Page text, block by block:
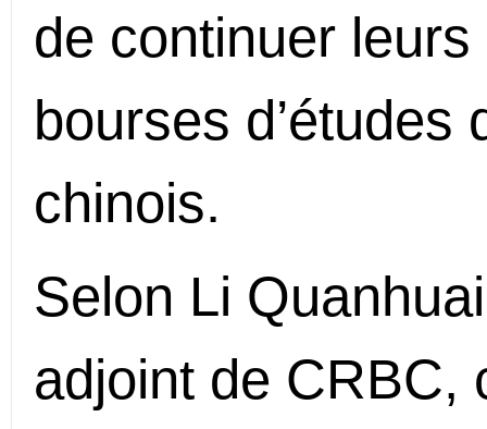
de continuer
bourses d’études
chinois.
Selon Li
adjoint de CRBC,